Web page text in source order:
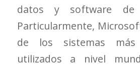
datos y software de
Particularmente,
de los sistemas
utilizados a nivel